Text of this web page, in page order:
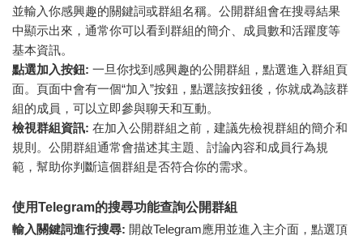
並輸入你感興趣的關鍵詞或群組名稱。公開群組會在搜尋結果
中顯示出來，通常你可以看到群組的簡介、成員數和活躍度等
基本資訊。
點選加入按鈕: 一旦你找到感興趣的公開群組，點選進入群組頁
面。頁面中會有一個“加入”按鈕，點選該按鈕後，你就成為該群
組的成員，可以立即參與聊天和互動。
檢視群組資訊: 在加入公開群組之前，建議先檢視群組的簡介和
規則。公開群組通常會描述其主題、討論內容和成員行為規
範，幫助你判斷這個群組是否符合你的需求。
使用Telegram的搜尋功能查詢公開群組
輸入關鍵詞進行搜尋: 開啟Telegram應用並進入主介面，點選頂